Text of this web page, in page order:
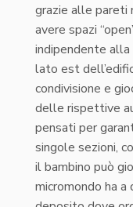
grazie alle pareti
avere spazi
indipendente alla
lato est
condivisione e
delle rispettive
pensati per
singole sezioni,
il bambino può
micromondo ha a